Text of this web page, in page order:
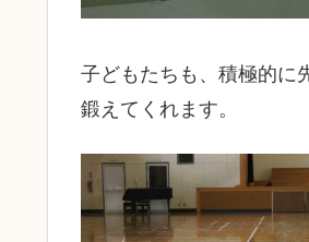
子どもたちも、積極的に
鍛えてくれます。